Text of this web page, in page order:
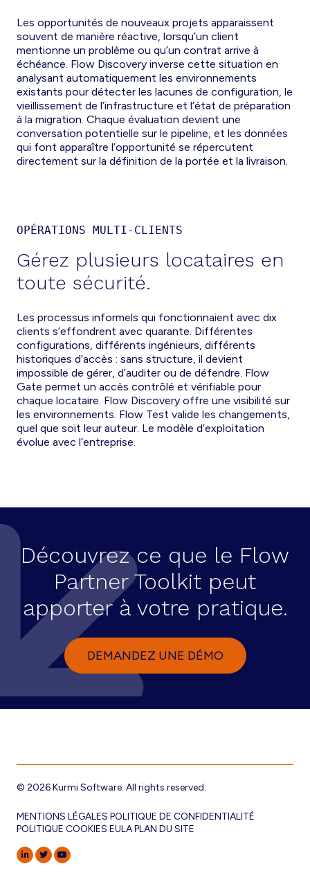
Les opportunités de nouveaux projets apparaissent
souvent de manière réactive, lorsqu’un client
mentionne un problème ou qu’un contrat arrive à
échéance. Flow Discovery inverse cette situation en
analysant automatiquement les environnements
existants pour détecter les lacunes de configuration, le
vieillissement de l’infrastructure et l’état de préparation
à la migration. Chaque évaluation devient une
conversation potentielle sur le pipeline, et les données
qui font apparaître l’opportunité se répercutent
directement sur la définition de la portée et la livraison.
OPÉRATIONS MULTI-CLIENTS
Gérez plusieurs locataires en
toute sécurité.
Les processus informels qui fonctionnaient avec dix
clients s’effondrent avec quarante. Différentes
configurations, différents ingénieurs, différents
historiques d’accès : sans structure, il devient
impossible de gérer, d’auditer ou de défendre. Flow
Gate permet un accès contrôlé et vérifiable pour
chaque locataire. Flow Discovery offre une visibilité sur
les environnements. Flow Test valide les changements,
quel que soit leur auteur. Le modèle d’exploitation
évolue avec l’entreprise.
Découvrez ce que le Flow
Partner Toolkit peut
apporter à votre pratique.
DEMANDEZ UNE DÉMO
© 2026 Kurmi Software. All rights reserved.
MENTIONS LÉGALES POLITIQUE DE CONFIDENTIALITÉ
POLITIQUE COOKIES EULAPLAN DU SITE